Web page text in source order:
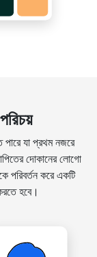
পারে যা প্রথম নজরে
দোকানের লোগো
পরিবর্তন করে একটি
হবে।